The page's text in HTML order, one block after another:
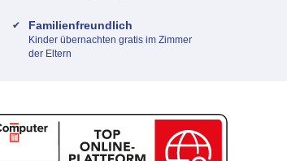
Familienfreundlich
Kinder übernachten gratis im Zimmer
der Eltern